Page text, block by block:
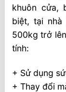
khuôn cửa,
biệt, tại
500kg trở
tính:
+ Sử dụng
+ Thay đổi